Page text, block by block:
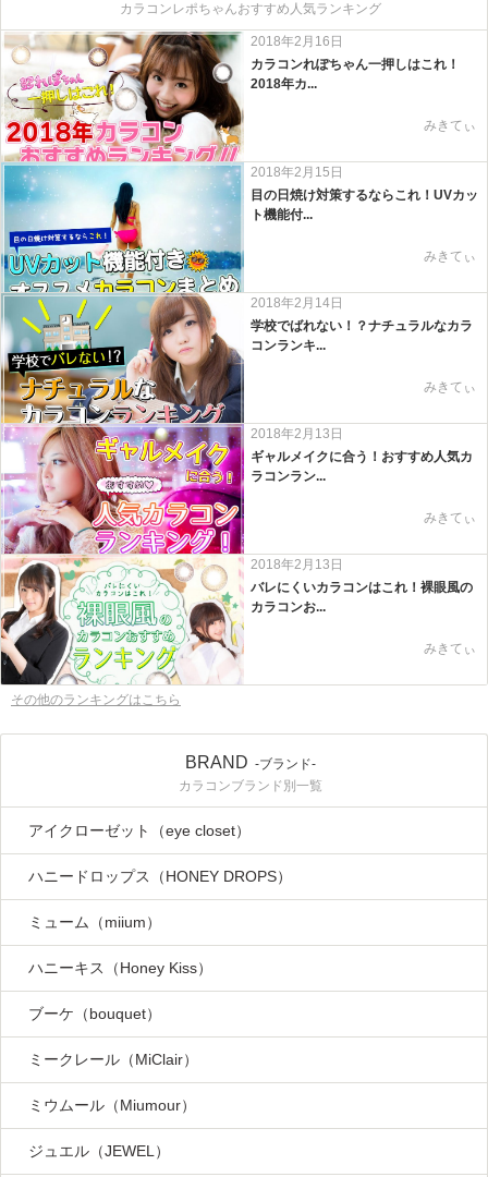
カラコンレポちゃんおすすめ人気ランキング
2018年2月16日
カラコンれぽちゃん一押しはこれ！
2018年カ...
みきてぃ
2018年2月15日
目の日焼け対策するならこれ！UVカッ
ト機能付...
みきてぃ
2018年2月14日
学校でばれない！？ナチュラルなカラ
コンランキ...
みきてぃ
2018年2月13日
ギャルメイクに合う！おすすめ人気カ
ラコンラン...
みきてぃ
2018年2月13日
バレにくいカラコンはこれ！裸眼風の
カラコンお...
みきてぃ
その他のランキングはこちら
BRAND -ブランド-
カラコンブランド別一覧
アイクローゼット（eye closet）
ハニードロップス（HONEY DROPS）
ミューム（miium）
ハニーキス（Honey Kiss）
ブーケ（bouquet）
ミークレール（MiClair）
ミウムール（Miumour）
ジュエル（JEWEL）